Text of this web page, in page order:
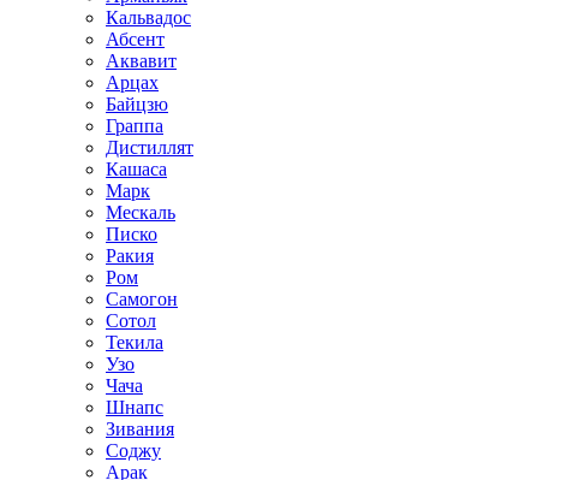
Кальвадос
Абсент
Аквавит
Арцах
Байцзю
Граппа
Дистиллят
Кашаса
Марк
Мескаль
Писко
Ракия
Ром
Самогон
Сотол
Текила
Узо
Чача
Шнапс
Зивания
Соджу
Арак